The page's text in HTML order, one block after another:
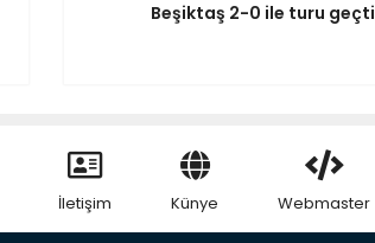
Beşiktaş 2-0 ile turu geçti
İletişim Künye Webmaster